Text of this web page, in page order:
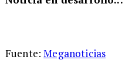
Fuente:Meganoticias